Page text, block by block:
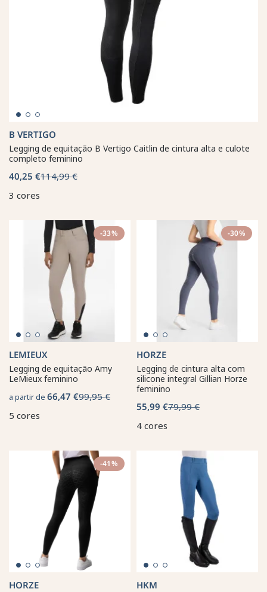
B VERTIGO
Legging de equitação B Vertigo Caitlin de cintura alta e culote
completo feminino
40,25 €114,99 €
3 cores
-33%
LEMIEUX
Legging de equitação Amy
LeMieux feminino
a partir de 66,47 €99,95 €
5 cores
-30%
HORZE
Legging de cintura alta com
silicone integral Gillian Horze
feminino
55,99 €79,99 €
4 cores
-41%
HORZE HKM